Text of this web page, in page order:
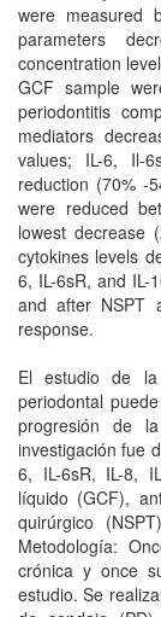
were measured
parameters
concentration
GCF sample
periodontitis
mediators
values; IL-6, Il-
reduction (70% -
were reduced
lowest decrease
cytokines levels
6, IL-6sR, and IL-
and after NSPT
response.
El estudio de
periodontal
progresión de
investigación fue
6, IL-6sR, IL-8,
líquido (GCF),
quirúrgico
Metodología:
crónica y once
estudio. Se